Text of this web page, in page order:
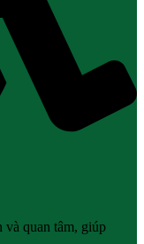
và quan tâm, giúp